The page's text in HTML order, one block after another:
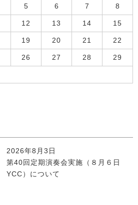
5 6 7 8
12 13 14 15
19 20 21 22
26 27 28 29
2026年8月3日
第40回定期演奏会実施（８月６日
YCC）について